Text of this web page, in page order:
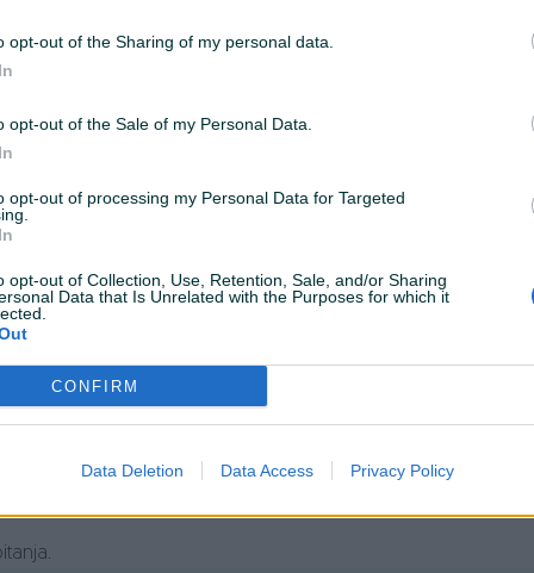
opt-out of the Sharing of my personal data.
opt-out of the Sale of my Personal Data.
opt-out of processing my Personal Data for Targeted
opt-out of Collection, Use, Retention, Sale, and/or Sharing
Data that Is Unrelated with the Purposes for which it
CONFIRM
Data Deletion Data Access Privacy Policy
za Karcher usisivače serije WD (sa zamjenjivim dodacima za
za vakuumske čašice unutrašnjeg prečnika 35mm.